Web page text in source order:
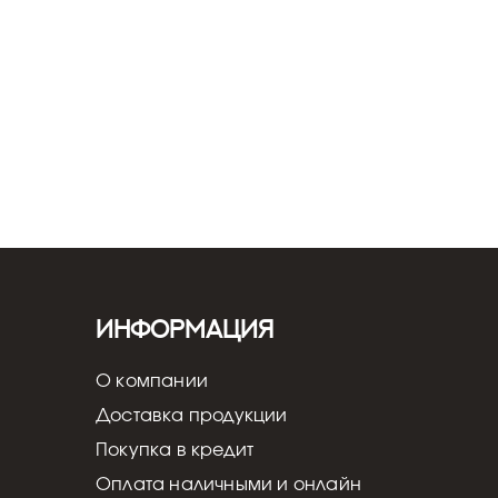
Информация
О компании
Доставка продукции
Покупка в кредит
Оплата наличными и онлайн